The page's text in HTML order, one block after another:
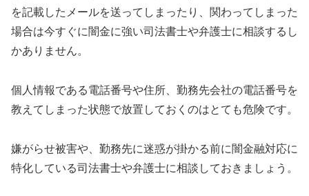
を記載したメールを送ってしまったり、関わってしまった
場合は今すぐに闇金に強い司法書士や弁護士に相談するし
かありません。
個人情報である電話番号や住所、勤務先会社の電話番号を
教えてしまった状態で放置しておくのはとても危険です。
嫌がらせ被害や、勤務先に迷惑が掛かる前に闇金融対応に
特化している司法書士や弁護士に相談しておきましょう。